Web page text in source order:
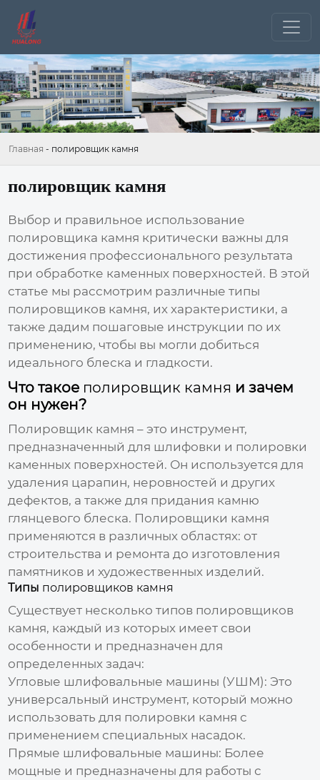
Главная - полировщик камня
полировщик камня
Выбор и правильное использование
полировщика камня критически важны для
достижения профессионального результата
при обработке каменных поверхностей. В этой
статье мы рассмотрим различные типы
полировщиков камня, их характеристики, а
также дадим пошаговые инструкции по их
применению, чтобы вы могли добиться
идеального блеска и гладкости.
Что такое полировщик камня и зачем
он нужен?
Полировщик камня – это инструмент,
предназначенный для шлифовки и полировки
каменных поверхностей. Он используется для
удаления царапин, неровностей и других
дефектов, а также для придания камню
глянцевого блеска. Полировщики камня
применяются в различных областях: от
строительства и ремонта до изготовления
памятников и художественных изделий.
Типы полировщиков камня
Существует несколько типов полировщиков
камня, каждый из которых имеет свои
особенности и предназначен для
определенных задач:
Угловые шлифовальные машины (УШМ): Это
универсальный инструмент, который можно
использовать для полировки камня с
применением специальных насадок.
Прямые шлифовальные машины: Более
мощные и предназначены для работы с